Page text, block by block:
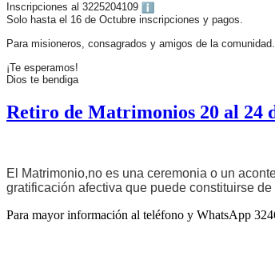
Inscripciones al 3225204109
Solo hasta el 16 de Octubre inscripciones y pagos.
Para misioneros, consagrados y amigos de la comunidad.
¡Te esperamos!
Dios te bendiga
Retiro de Matrimonios 20 al 24
El Matrimonio,no es una ceremonia o un
gratificación afectiva que puede constituirse
Para mayor información al teléfono y WhatsApp